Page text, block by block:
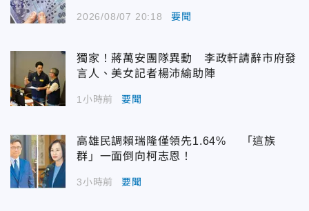
2026/08/07 20:18 要聞
獨家！蔣萬安團隊異動 李政軒請辭市府發
言人、美女記者楊沛緰助陣
1小時前 要聞
高雄民調賴瑞隆僅領先1.64% 「這族
群」一面倒向柯志恩！
3小時前 要聞